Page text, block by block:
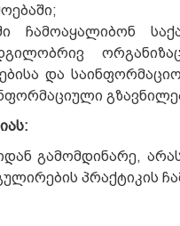
ჩამოაყალიბონ
და
გამომდინარე,
პრაქტიკის